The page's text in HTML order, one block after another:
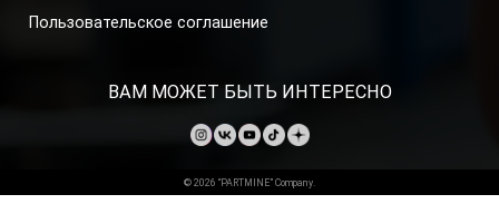
Пользовательское соглашение
ВАМ МОЖЕТ БЫТЬ ИНТЕРЕСНО
© 2026 “PARTMINE” Company.